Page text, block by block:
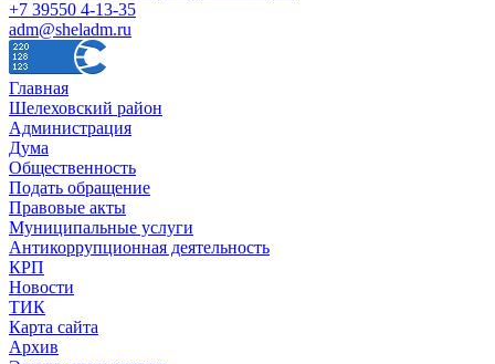
+7 39550 4-13-35
adm@sheladm.ru
Главная
Шелеховский район
Администрация
Дума
Общественность
Подать обращение
Правовые акты
Муниципальные услуги
Антикоррупционная деятельность
КРП
Новости
ТИК
Карта сайта
Архив